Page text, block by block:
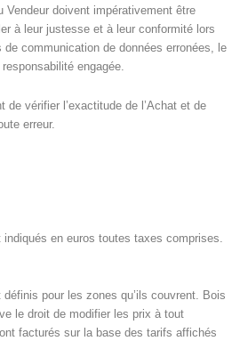
Vendeur doivent impérativement être
à leur justesse et à leur conformité lors
communication de données erronées, le
engagée.
de vérifier l’exactitude de l’Achat et de
erreur.
en euros toutes taxes comprises.
pour les zones qu’ils couvrent. Bois
le droit de modifier les prix à tout
facturés sur la base des tarifs affichés